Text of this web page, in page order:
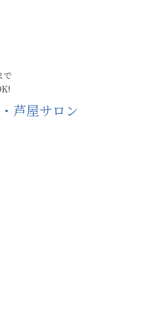
で
芦屋サロン